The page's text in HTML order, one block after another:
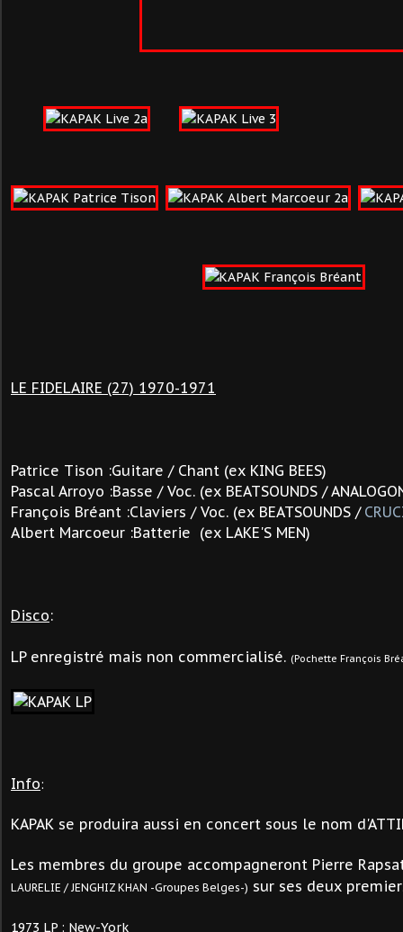
LE FIDELAIRE (27) 1970-1971
Patrice Tison :Guitare / Chant (ex KING BEES)
Pascal Arroyo :Basse / Voc. (ex BEATSOUNDS /
François Bréant :Claviers / Voc. (ex BEATSOUNDS /
Albert Marcoeur :Batterie (ex LAKE'S MEN)
Disco:
LP enregistré mais non commercialisé. (Pochette François
Info:
KAPAK se produira aussi en concert sous le nom
Les membres du groupe accompagneront Pierre
LAURELIE / JENGHIZ KHAN -Groupes Belges-) sur ses deux
1973 LP : New-York